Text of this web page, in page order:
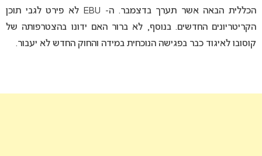
הכללית הבאה אשר תערך בדצמבר. ה- EBU לא פירט לגבי תוכן
הקריטריונים החדשים. בנוסף, לא ברור האם ידונו בהצטרפותה של
קוסובו לאיגוד כבר בפגישה הנוכחית במידה והחוק החדש לא יעבור.